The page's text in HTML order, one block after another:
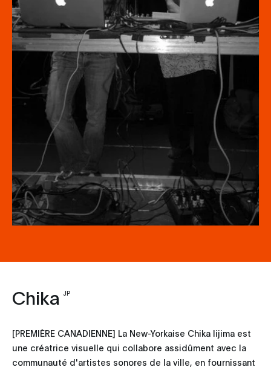
Chika JP
[PREMIÈRE CANADIENNE] La New-Yorkaise Chika Iijima est
une créatrice visuelle qui collabore assidûment avec la
communauté d'artistes sonores de la ville, en fournissant